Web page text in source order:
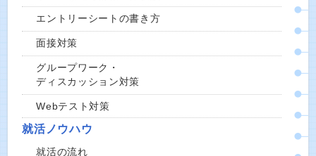
エントリーシートの書き方
面接対策
グループワーク・
ディスカッション対策
Webテスト対策
就活ノウハウ
就活の流れ